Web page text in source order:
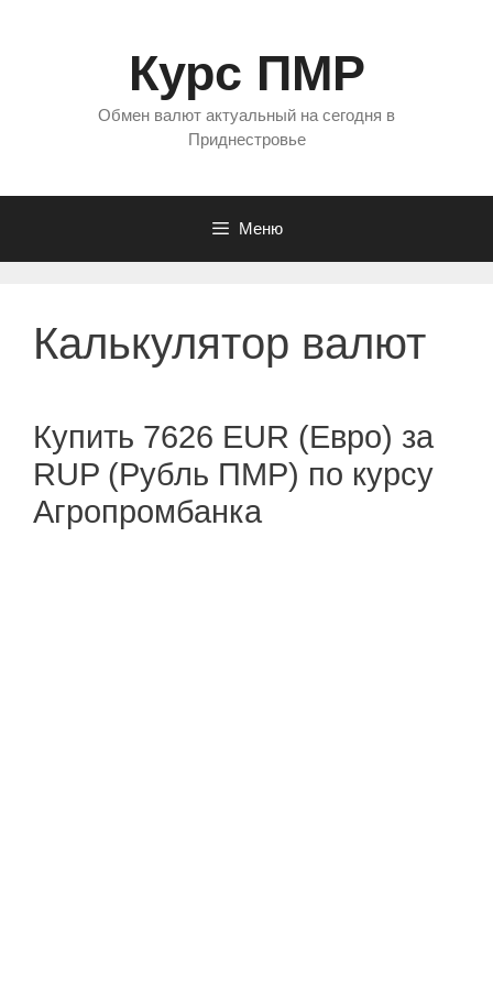
Курс ПМР
Обмен валют актуальный на сегодня в
Приднестровье
Меню
Калькулятор валют
Купить 7626 EUR (Евро) за
RUP (Рубль ПМР) по курсу
Агропромбанка